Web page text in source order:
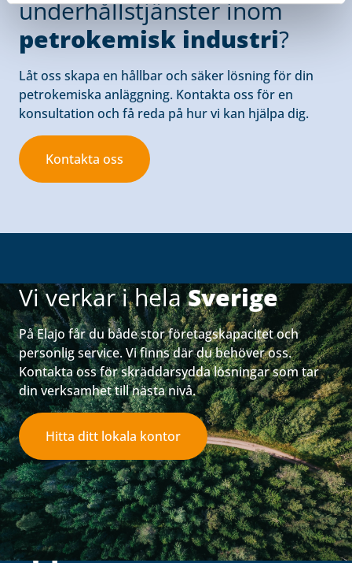
underhållstjänster inom
petrokemisk industri?
Låt oss skapa en hållbar och säker lösning för din
petrokemiska anläggning. Kontakta oss för en
konsultation och få reda på hur vi kan hjälpa dig.
Kontakta oss
Vi verkar i helaSverige
På Elajo får du både stor företagskapacitet och
personlig service. Vi finns där du behöver oss.
Kontakta oss för skräddarsydda lösningar som tar
din verksamhet till nästa nivå.
Hitta ditt lokala kontor